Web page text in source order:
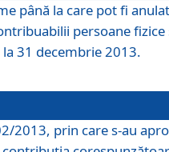
până la care pot fi
persoane fizice
31 decembrie 2013.
2013, prin care s-au